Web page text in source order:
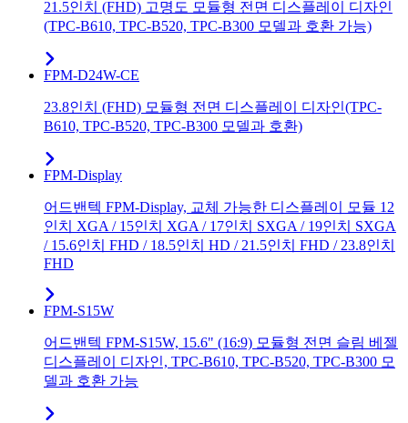
21.5인치 (FHD) 고명도 모듈형 전면 디스플레이 디자인
(TPC-B610, TPC-B520, TPC-B300 모델과 호환 가능)
FPM-D24W-CE
23.8인치 (FHD) 모듈형 전면 디스플레이 디자인(TPC-
B610, TPC-B520, TPC-B300 모델과 호환)
FPM-Display
어드밴텍 FPM-Display, 교체 가능한 디스플레이 모듈 12
인치 XGA / 15인치 XGA / 17인치 SXGA / 19인치 SXGA
/ 15.6인치 FHD / 18.5인치 HD / 21.5인치 FHD / 23.8인치
FHD
FPM-S15W
어드밴텍 FPM-S15W, 15.6" (16:9) 모듈형 전면 슬림 베젤
디스플레이 디자인, TPC-B610, TPC-B520, TPC-B300 모
델과 호환 가능